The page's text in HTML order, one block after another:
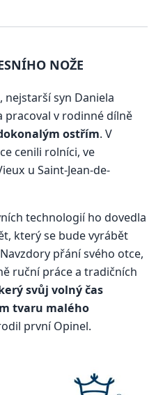
NOŽE
nejstarší syn Daniela
pracoval v rodinné dílně
ostřím. V
cenili rolníci, ve
u Saint-Jean-de-
technologií ho dovedla
který se bude vyrábět
přání svého otce,
ruční práce a tradičních
svůj volný čas
tvaru malého
první Opinel.